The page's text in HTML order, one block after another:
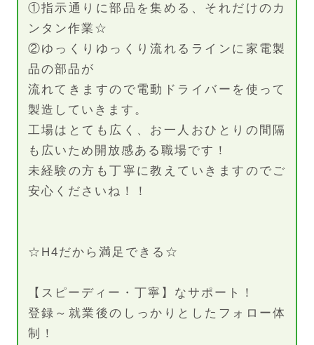
①指示通りに部品を集める、それだけのカ
ンタン作業☆
②ゆっくりゆっくり流れるラインに家電製
品の部品が
流れてきますので電動ドライバーを使って
製造していきます。
工場はとても広く、お一人おひとりの間隔
も広いため開放感ある職場です！
未経験の方も丁寧に教えていきますのでご
安心くださいね！！
☆H4だから満足できる☆
【スピーディー・丁寧】なサポート！
登録～就業後のしっかりとしたフォロー体
制！